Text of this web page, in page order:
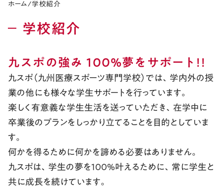
ホーム/学校紹介
学校紹介
九スポの強み 100%夢をサポート!!
九スポ（九州医療スポーツ専門学校）では、学内外の授
業の他にも様々な学生サポートを行っています。
楽しく有意義な学生生活を送っていただき、在学中に
卒業後のプランをしっかり立てることを目的としていま
す。
何かを得るために何かを諦める必要はありません。
九スポは、学生の夢を１００％叶えるために、常に学生と
共に成長を続けています。